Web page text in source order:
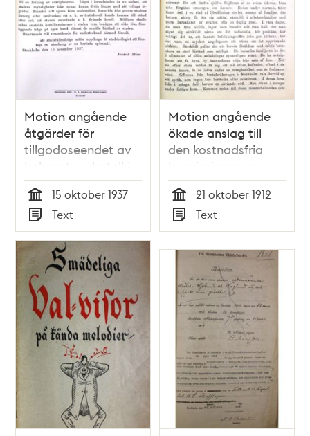
Motion angående
åtgärder för
tillgodoseendet av
behovet av hotell i
Stockholm -
Stadsfullmäktige
1937
Tid
15 oktober 1937
Typ
Text
Motion angående
ökade anslag till
den kostnadsfria
bespisningen av
skolbarn -
Stadsfullmäktige
1912
Tid
21 oktober 1912
Typ
Text